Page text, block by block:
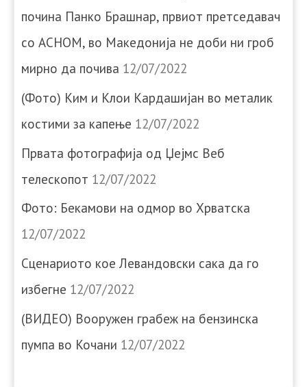
почина Панко Брашнар, првиот претседавач
со АСНОМ, во Македонија не доби ни гроб
мирно да почива 12/07/2022
(Фото) Ким и Клои Кардашијан во металик
костими за капење 12/07/2022
Првата фотографија од Џејмс Веб
телескопот 12/07/2022
Фото: Бекамови на одмор во Хрватска
12/07/2022
Сценариото кое Левандовски сака да го
избегне 12/07/2022
(ВИДЕО) Вооружен грабеж на бензинска
пумпа во Кочани 12/07/2022